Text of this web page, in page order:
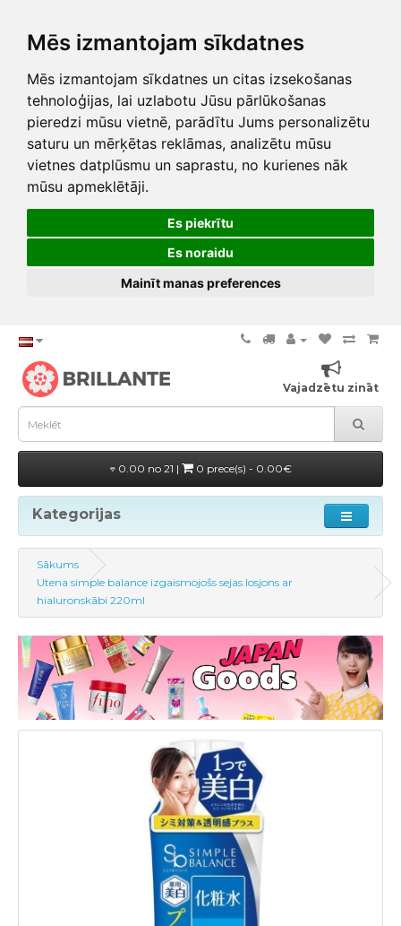
Mēs izmantojam sīkdatnes
Mēs izmantojam sīkdatnes un citas izsekošanas
tehnoloģijas, lai uzlabotu Jūsu pārlūkošanas
pieredzi mūsu vietnē, parādītu Jums personalizētu
saturu un mērķētas reklāmas, analizētu mūsu
vietnes datplūsmu un saprastu, no kurienes nāk
mūsu apmeklētāji.
Es piekrītu
Es noraidu
Mainīt manas preferences
Vajadzētu zināt
0.00 no 21 | 0 prece(s) - 0.00€
Kategorijas
Sākums
Utena simple balance izgaismojošs sejas losjons ar
hialuronskābi 220ml